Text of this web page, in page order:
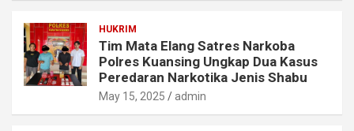
HUKRIM
Tim Mata Elang Satres Narkoba
Polres Kuansing Ungkap Dua Kasus
Peredaran Narkotika Jenis Shabu
May 15, 2025 admin